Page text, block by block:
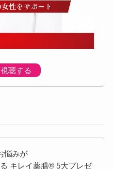
聴する
悩みが
キレイ薬膳®︎ 5大プレゼ